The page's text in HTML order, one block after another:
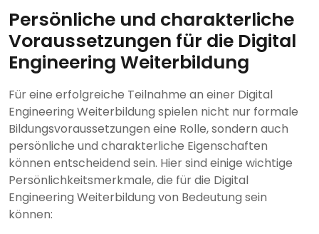
Persönliche und charakterliche
Voraussetzungen für die Digital
Engineering Weiterbildung
Für eine erfolgreiche Teilnahme an einer Digital
Engineering Weiterbildung spielen nicht nur formale
Bildungsvoraussetzungen eine Rolle, sondern auch
persönliche und charakterliche Eigenschaften
können entscheidend sein. Hier sind einige wichtige
Persönlichkeitsmerkmale, die für die Digital
Engineering Weiterbildung von Bedeutung sein
können: